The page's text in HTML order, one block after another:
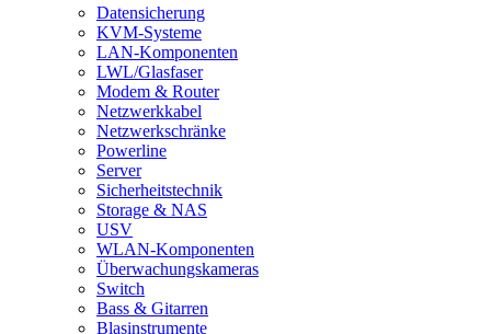
Datensicherung
KVM-Systeme
LAN-Komponenten
LWL/Glasfaser
Modem & Router
Netzwerkkabel
Netzwerkschränke
Powerline
Server
Sicherheitstechnik
Storage & NAS
USV
WLAN-Komponenten
Überwachungskameras
Switch
Bass & Gitarren
Blasinstrumente